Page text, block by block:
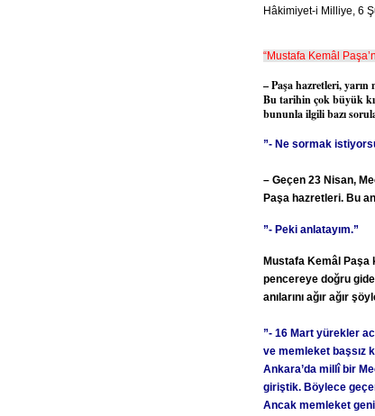
Hâkimiyet-i Milliye, 6
“Mustafa Kemâl
– Paşa hazretleri,
Bu tarihin çok büyük
bununla ilgili bazı
”- Ne sormak
– Geçen 23 Nisan,
Paşa hazretleri. Bu
”- Peki anlatayım.”
Mustafa Kemâl Paşa
pencereye doğru
anılarını ağır ağır
”- 16 Mart yürekler
ve memleket başsız
Ankara’da millî bir
giriştik. Böylece
Ancak memleket